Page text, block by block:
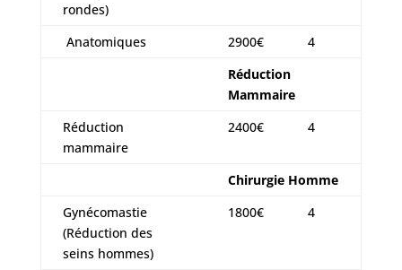
rondes)
Anatomiques 2900€
4
Réduction
Mammaire
Réduction
mammaire
2400€ 4
Chirurgie Homme
Gynécomastie
(Réduction des
seins hommes)
1800€ 4